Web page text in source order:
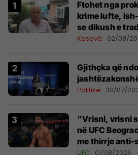
Ftohet nga
krime lufte,
se dikush e
Kosovë 02/08/
Gjithçka që
Politikë 30/07/
“Vrisni, vrisni
në UFC
me thirrje anti-
tribunat
UFC 01/08/2026